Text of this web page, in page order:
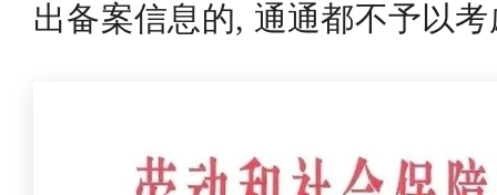
出备案信息的, 通通都不予以